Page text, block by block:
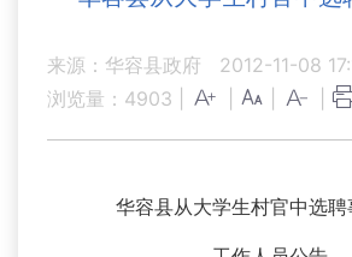
来源：华容县政府
2012-11-08
浏览量： 4903
华容县从大学生村官中选聘